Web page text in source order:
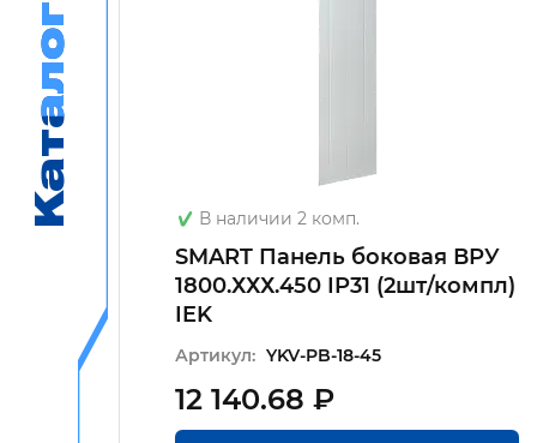
Каталог
Каталог В наличии 2 комп.
SMART Панель боковая ВРУ
1800.ХХХ.450 IP31 (2шт/компл)
IEK
Артикул: YKV-PB-18-45
12 140.68 ₽